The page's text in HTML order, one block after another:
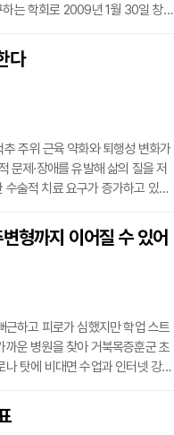
하는 학회로 2009년 1월 30일 창립
“척추변형 연구 분야는 척추변
자의 수술적 치료시 척추변형에
다
추 주위 근육 약화와 퇴행성 변화가
문제·장애를 유발해 삶의 질을 저
술적 치료 요구가 증가하고 있으
에서의 골반지수 측정은 측면에서
라 오류가 발생할 수 있고, 이러한
형까지 이어질 수 있어
하고 피로가 심했지만 학업 스트
운 병원을 찾아 거북목증훈군 초
탓에 비대면 수업과 인터넷 강의
롯해 경제, 문화, 의료, 교육 등 다
이용이 증가하고 있다. 스마트폰